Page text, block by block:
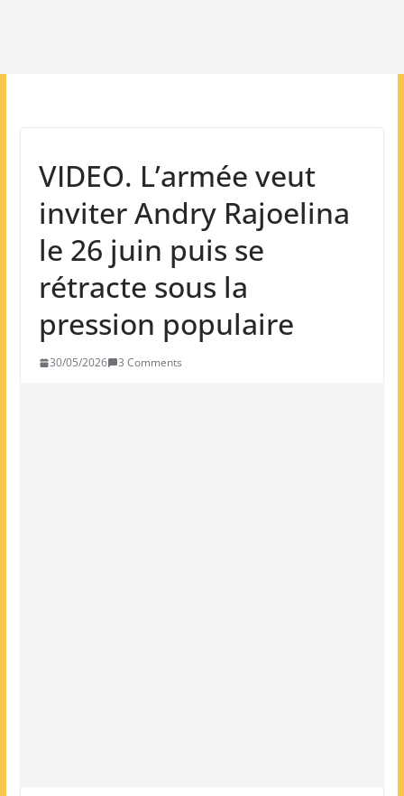
VIDEO. L’armée veut
inviter Andry Rajoelina
le 26 juin puis se
rétracte sous la
pression populaire
30/05/2026 3 Comments